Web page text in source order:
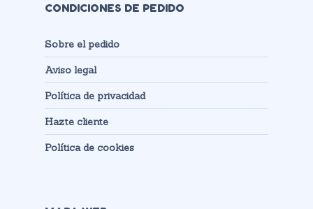
CONDICIONES DE PEDIDO
Sobre el pedido
Aviso legal
Política de privacidad
Hazte cliente
Política de cookies